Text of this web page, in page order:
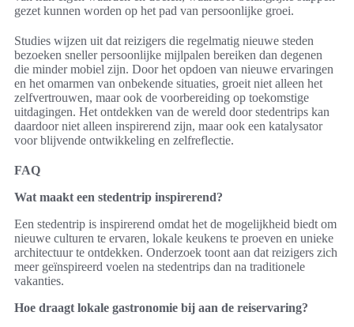
gezet kunnen worden op het pad van persoonlijke groei.
Studies wijzen uit dat reizigers die regelmatig nieuwe steden
bezoeken sneller persoonlijke mijlpalen bereiken dan degenen
die minder mobiel zijn. Door het opdoen van nieuwe ervaringen
en het omarmen van onbekende situaties, groeit niet alleen het
zelfvertrouwen, maar ook de voorbereiding op toekomstige
uitdagingen. Het ontdekken van de wereld door stedentrips kan
daardoor niet alleen inspirerend zijn, maar ook een katalysator
voor blijvende ontwikkeling en zelfreflectie.
FAQ
Wat maakt een stedentrip inspirerend?
Een stedentrip is inspirerend omdat het de mogelijkheid biedt om
nieuwe culturen te ervaren, lokale keukens te proeven en unieke
architectuur te ontdekken. Onderzoek toont aan dat reizigers zich
meer geïnspireerd voelen na stedentrips dan na traditionele
vakanties.
Hoe draagt lokale gastronomie bij aan de reiservaring?